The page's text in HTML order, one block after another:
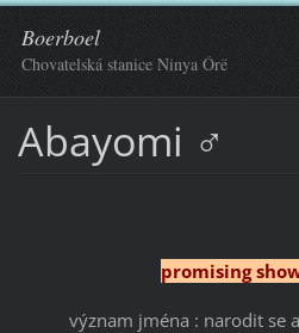
Boerboel
Chovatelská stanice Ninya Órë
Abayomi ♂
promising
význam jména : narodit se